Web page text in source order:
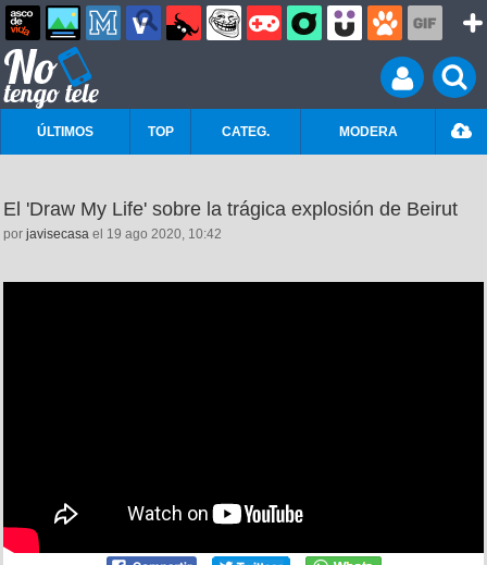
ÚLTIMOS TOP CATEG. MODERA
El 'Draw My Life' sobre la trágica explosión de Beirut
por javisecasa el 19 ago 2020, 10:42